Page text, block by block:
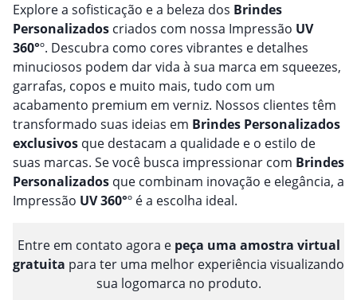
Explore a sofisticação e a beleza dos Brindes
Personalizados criados com nossa Impressão UV
360°º. Descubra como cores vibrantes e detalhes
minuciosos podem dar vida à sua marca em squeezes,
garrafas, copos e muito mais, tudo com um
acabamento premium em verniz. Nossos clientes têm
transformado suas ideias em Brindes Personalizados
exclusivos que destacam a qualidade e o estilo de
suas marcas. Se você busca impressionar com Brindes
Personalizados que combinam inovação e elegância, a
Impressão UV 360°º é a escolha ideal.
Entre em contato agora e peça uma amostra virtual
gratuita para ter uma melhor experiência visualizando
sua logomarca no produto.